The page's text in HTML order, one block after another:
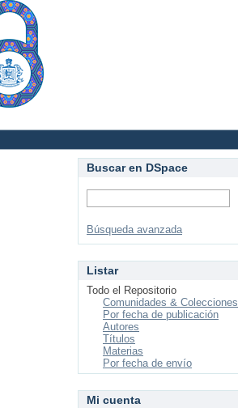
Buscar en DSpace
Búsqueda avanzada
Listar
Todo el Repositorio
Comunidades & Colecciones
Por fecha de publicación
Autores
Títulos
Materias
Por fecha de envío
Mi cuenta